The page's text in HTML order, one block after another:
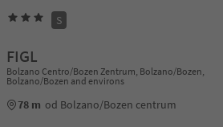
S
FIGL
Bolzano Centro/Bozen Zentrum, Bolzano/Bozen,
Bolzano/Bozen and environs
78 m od Bolzano/Bozen centrum